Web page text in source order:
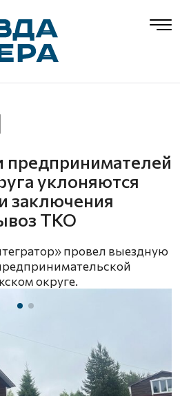
предпринимателей
уклоняются
заключения
ТКО
провел выездную
округе.